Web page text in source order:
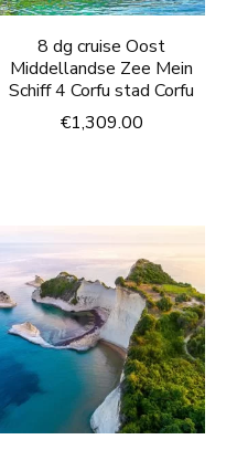
8 dg cruise Oost
Middellandse Zee Mein
Schiff 4 Corfu stad Corfu
€1,309.00